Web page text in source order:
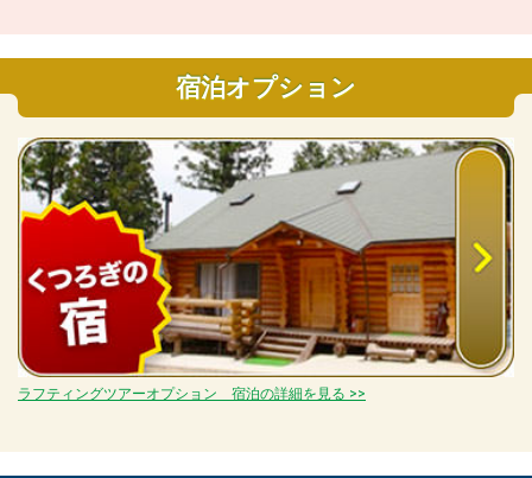
宿泊オプション
ラフティングツアーオプション 宿泊の詳細を見る >>